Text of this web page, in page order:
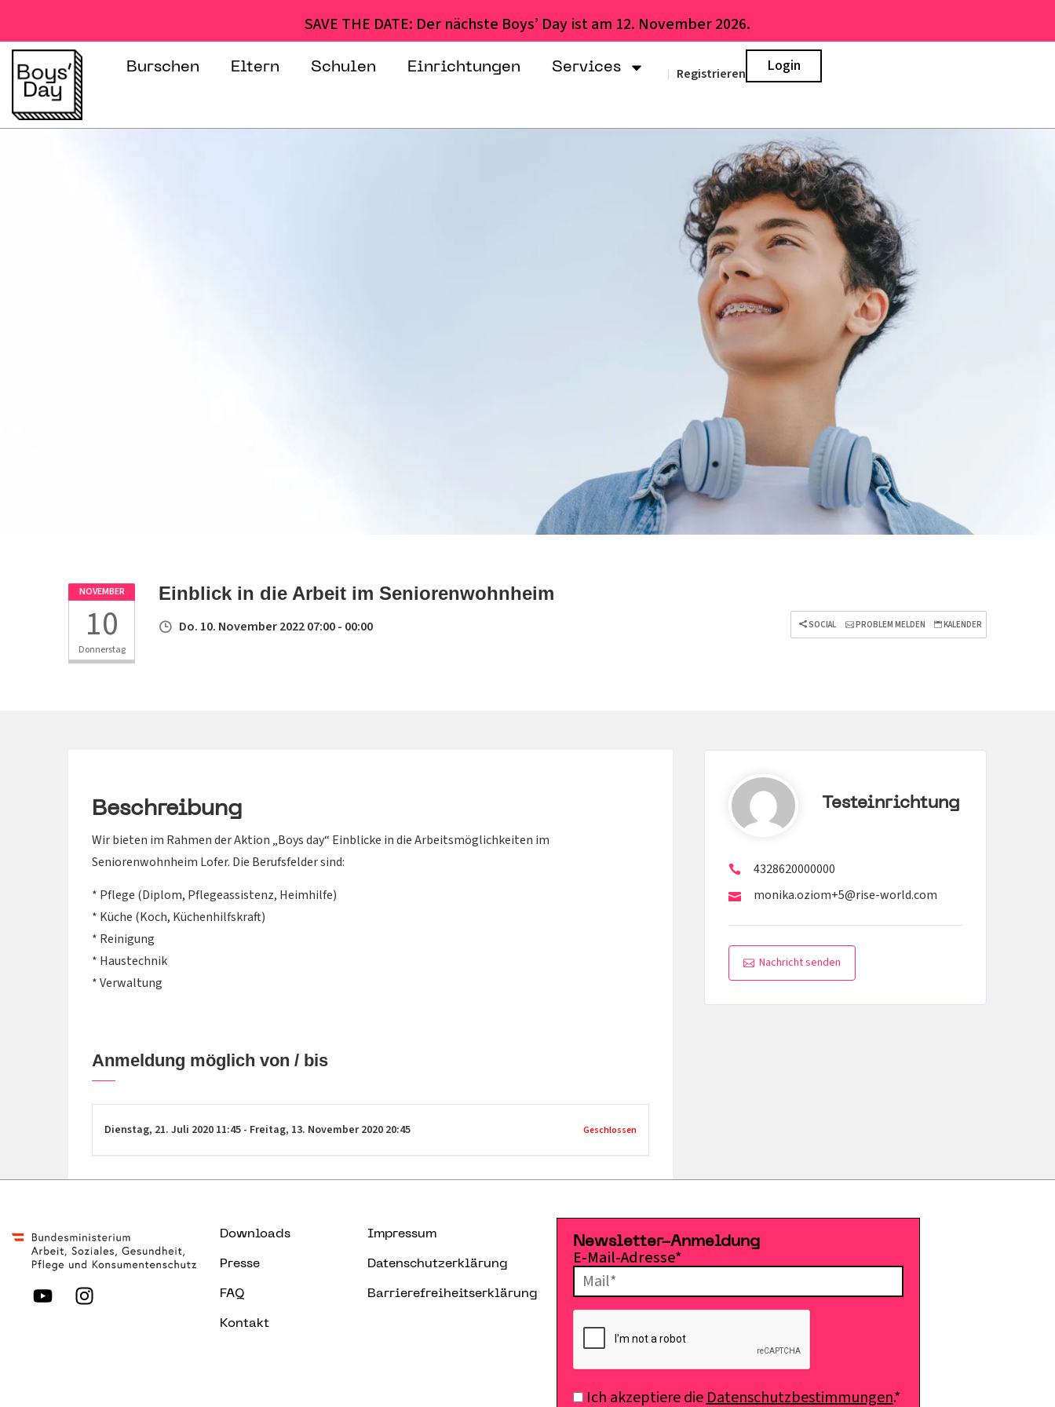
SAVE THE DATE: Der nächste Boys’ Day ist am 12. November 2026.
Burschen Eltern Schulen Einrichtungen Services | Registrieren Login
NOVEMBER
10
Donnerstag
Einblick in die Arbeit im Seniorenwohnheim
Do. 10. November 2022 07:00 - 00:00 SOCIAL PROBLEM MELDEN KALENDER
Beschreibung
Wir bieten im Rahmen der Aktion „Boys day“ Einblicke in die Arbeitsmöglichkeiten im
Seniorenwohnheim Lofer. Die Berufsfelder sind:
* Pflege (Diplom, Pflegeassistenz, Heimhilfe)
* Küche (Koch, Küchenhilfskraft)
* Reinigung
* Haustechnik
* Verwaltung
Anmeldung möglich von / bis
Dienstag, 21. Juli 2020 11:45 - Freitag, 13. November 2020 20:45 Geschlossen
Testeinrichtung
4328620000000
monika.oziom+5@rise-world.com
Nachricht senden
Downloads
Presse
FAQ
Kontakt
Impressum
Datenschutzerklärung
Barrierefreiheitserklärung
Newsletter-Anmeldung
E-Mail-Adresse*
Ich akzeptiere dieDatenschutzbestimmungen.*